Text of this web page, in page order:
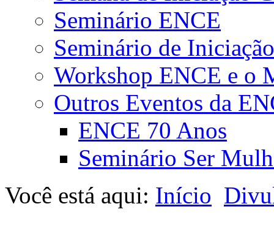
Seminário ENCE
Seminário de
Workshop ENCE e o
Outros Eventos da
ENCE 70 Anos
Seminário Ser
Você está aqui: Início